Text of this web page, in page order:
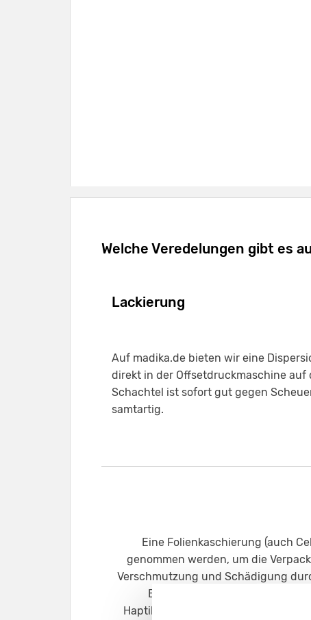
Welche Veredelungen gibt es
Lackierung
Auf madika.de bieten wir eine
direkt in der Offsetdruckmaschine
Schachtel ist sofort gut gegen
samtartig.
Eine Folienkaschierung (auch
genommen werden, um die
Verschmutzung und Schädigung
Bedruckstoff wird flächig mit
Haptik. Ihre Verpackung hat nun